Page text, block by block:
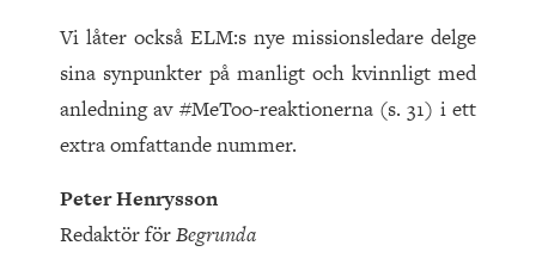
Vi låter också ELM:s nye missionsledare delge
sina synpunkter på manligt och kvinnligt med
anledning av #MeToo-reaktionerna (s. 31) i ett
extra omfattande nummer.
Peter Henrysson
Redaktör förBegrunda